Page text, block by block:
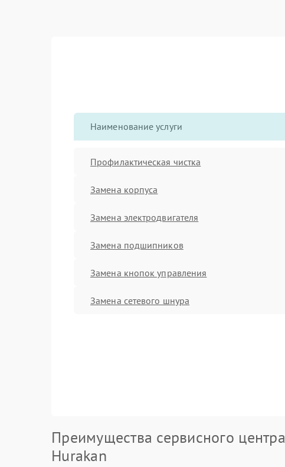
Наименование услуги
Профилактическая чистка
Замена корпуса
Замена электродвигателя
Замена подшипников
Замена кнопок управления
Замена сетевого шнура
Преимущества сервисного центра
Hurakan